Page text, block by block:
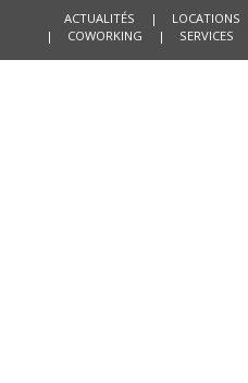
ACTUALITÉS | LOCATIONS
|
COWORKING | SERVICES